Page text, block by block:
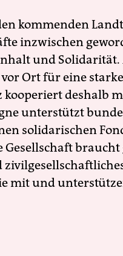
kommenden
inzwischen
und
Ort für eine starke
kooperiert deshalb
unterstützt
solidarischen
Gesellschaft
mit und